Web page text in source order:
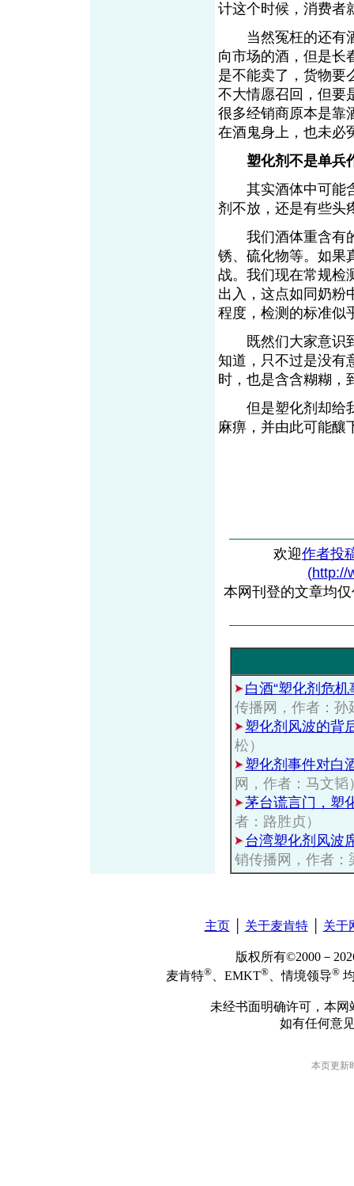
计这个时候，消费者
当然冤枉的还有酒
向市场的酒，但是长
是不能卖了，货物要
不大情愿召回，但要
很多经销商原本是靠
在酒鬼身上，也未必
塑化剂不是单兵
其实酒体中可能含
剂不放，还是有些头
我们酒体重含有的
锈、硫化物等。如果
战。我们现在常规检
出入，这点如同奶粉
程度，检测的标准似
既然们大家意识到
知道，只不过是没有
时，也是含含糊糊，
但是塑化剂却给我
麻痹，并由此可能釀
欢迎作者投
(http://
本网刊登的文章均
白酒“塑化剂危
传播网，作者：孙
塑化剂风波的背
松）
塑化剂事件对白
网，作者：马文韬
茅台谎言门，塑
者：路胜贞）
台湾塑化剂风波
销传播网，作者：
主页│ 关于麦肯特│ 关于
版权所有©2000－
麦肯特® 、EMKT® 、情境领导®
未经书面明确许可，本
如有任何意
本页更新